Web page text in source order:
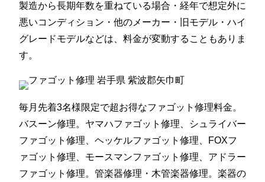
製造から長期年数を重ねている場合・経年で想定外に
悪いコンディション・他のメーカー・旧モデル・ハイ
グレードモデルなどは、料金が変動することもありま
す。
毎月先着3名様限定で超お得なファゴット修理料金。
バスーン修理。ヤマハファゴット修理、シュライバー
ファゴット修理、ヘッケルファゴット修理、FOXフ
ァゴット修理、モースマンファゴット修理、アドラー
ファゴット修理。管楽器修理・木管楽器修理。楽器の